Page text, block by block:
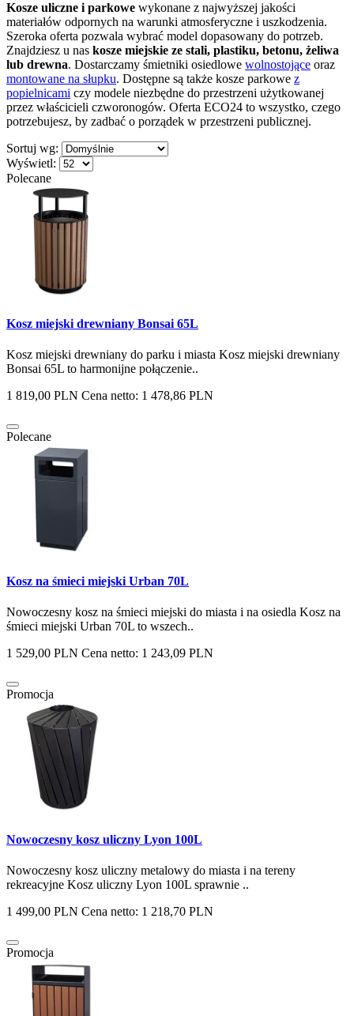
Kosze uliczne i parkowe wykonane z najwyższej jakości
materiałów odpornych na warunki atmosferyczne i uszkodzenia.
Szeroka oferta pozwala wybrać model dopasowany do potrzeb.
Znajdziesz u nas kosze miejskie ze stali, plastiku, betonu, żeliwa
lub drewna. Dostarczamy śmietniki osiedlowe wolnostojące oraz
montowane na słupku. Dostępne są także kosze parkowe z
popielnicami czy modele niezbędne do przestrzeni użytkowanej
przez właścicieli czworonogów. Oferta ECO24 to wszystko, czego
potrzebujesz, by zadbać o porządek w przestrzeni publicznej.
Sortuj wg:
Wyświetl:
Polecane
Kosz miejski drewniany Bonsai 65L
Kosz miejski drewniany do parku i miasta Kosz miejski drewniany
Bonsai 65L to harmonijne połączenie..
1 819,00 PLN Cena netto: 1 478,86 PLN
Polecane
Kosz na śmieci miejski Urban 70L
Nowoczesny kosz na śmieci miejski do miasta i na osiedla Kosz na
śmieci miejski Urban 70L to wszech..
1 529,00 PLN Cena netto: 1 243,09 PLN
Promocja
Nowoczesny kosz uliczny Lyon 100L
Nowoczesny kosz uliczny metalowy do miasta i na tereny
rekreacyjne Kosz uliczny Lyon 100L sprawnie ..
1 499,00 PLN Cena netto: 1 218,70 PLN
Promocja